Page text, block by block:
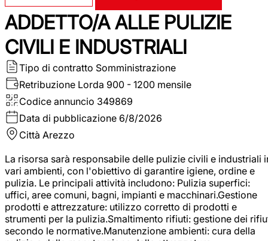
ADDETTO/A ALLE PULIZIE
CIVILI E INDUSTRIALI
Tipo di contratto Somministrazione
Retribuzione Lorda 900 - 1200 mensile
Codice annuncio 349869
Data di pubblicazione 6/8/2026
Città Arezzo
La risorsa sarà responsabile delle pulizie civili e industriali
vari ambienti, con l'obiettivo di garantire igiene, ordine e
pulizia. Le principali attività includono: Pulizia superfici:
uffici, aree comuni, bagni, impianti e macchinari.Gestione
prodotti e attrezzature: utilizzo corretto di prodotti e
strumenti per la pulizia.Smaltimento rifiuti: gestione dei
secondo le normative.Manutenzione ambienti: cura della